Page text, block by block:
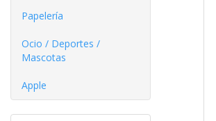
Papelería
Ocio / Deportes /
Mascotas
Apple